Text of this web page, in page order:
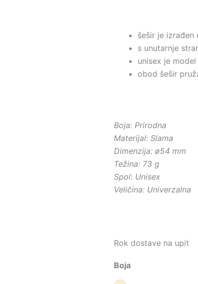
šešir je
s unutarnje
unisex je
obod šešir
Boja: Prirodna
Materijal: Slama
Dimenzija: ø54 mm
Težina: 73 g
Spol: Unisex
Veličina: Univerzalna
Rok dostave na upit
Boja